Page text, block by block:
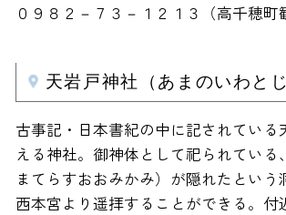
０９８２－７３－１２１３（高千穂町
天岩戸神社（あまのいわと
古事記・日本書紀の中に記されている
える神社。御神体として祀られている
まてらすおおみかみ）が隠れたという
西本宮より遥拝することができる。付